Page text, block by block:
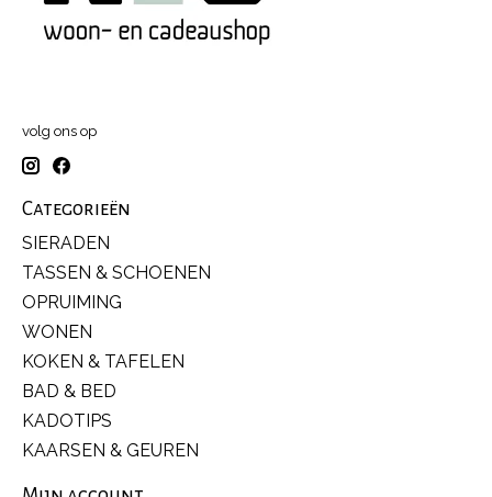
volg ons op
Categorieën
SIERADEN
TASSEN & SCHOENEN
OPRUIMING
WONEN
KOKEN & TAFELEN
BAD & BED
KADOTIPS
KAARSEN & GEUREN